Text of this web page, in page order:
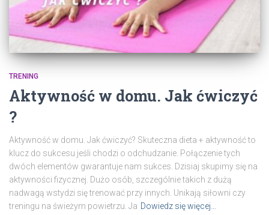
TRENING
Aktywność w domu. Jak ćwiczyć
?
Aktywność w domu. Jak ćwiczyć? Skuteczna dieta + aktywność to
klucz do sukcesu jeśli chodzi o odchudzanie. Połączenie tych
dwóch elementów gwarantuje nam sukces. Dzisiaj skupimy się na
aktywności fizycznej. Dużo osób, szczególnie takich z dużą
nadwagą wstydzi się trenować przy innych. Unikają siłowni czy
treningu na świeżym powietrzu. Ja Dowiedz się więcej…